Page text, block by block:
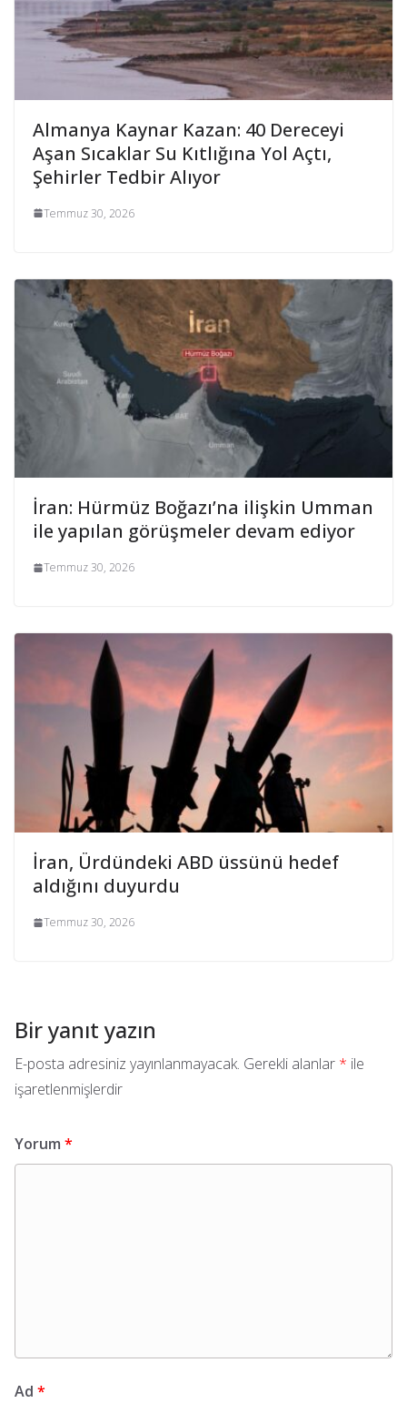
Almanya Kaynar Kazan: 40 Dereceyi
Aşan Sıcaklar Su Kıtlığına Yol Açtı,
Şehirler Tedbir Alıyor
Temmuz 30, 2026
İran: Hürmüz Boğazı’na ilişkin Umman
ile yapılan görüşmeler devam ediyor
Temmuz 30, 2026
İran, Ürdündeki ABD üssünü hedef
aldığını duyurdu
Temmuz 30, 2026
Bir yanıt yazın
E-posta adresiniz yayınlanmayacak. Gerekli alanlar * ile
işaretlenmişlerdir
Yorum *
Ad *